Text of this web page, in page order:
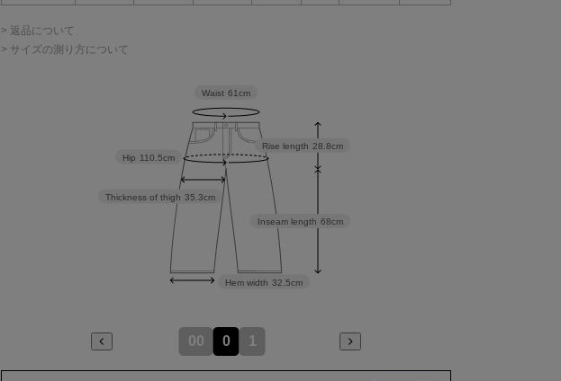
> 返品について
> サイズの測り方について
Inseam length 68cm
Rise length 28.8cm
Hem width 32.5cm
Thickness of thigh 35.3cm
Hip 110.5cm
Waist 61cm
00 0 1